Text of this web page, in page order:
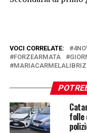
VOCI CORRELATE:
FORZEARMATA
folle